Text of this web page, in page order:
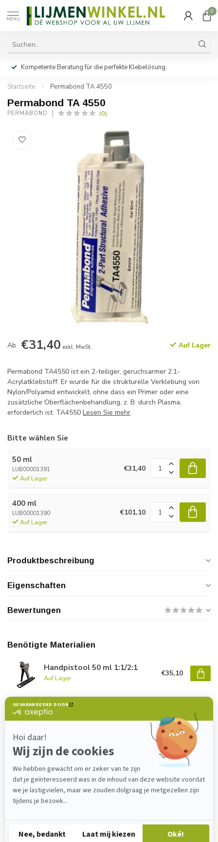
MENU
0
Kompetente Beratung für die perfekte Klebelösung.
Startseite / Permabond TA 4550
Permabond TA 4550
PERMABOND (0)
Ab €31,40 exkl. MwSt. Auf Lager
Permabond TA4550 ist ein 2-teiliger, geruchsarmer 2:1-
Acrylatklebstoff. Er wurde für die strukturelle Verklebung von
Nylon/Polyamid entwickelt, ohne dass ein Primer oder eine
zusätzliche Oberflächenbehandlung, z. B. durch Plasma,
erforderlich ist. TA4550 Lesen Sie mehr.
Bitte wählen Sie
50 ml
LUB00001391
Auf Lager
€31,40
400 ml
LUB00001390
Auf Lager
€101,10
Produktbeschreibung
Eigenschaften
Bewertungen
Benötigte Materialien
Handpistool 50 ml 1:1/2:1
Auf Lager
€35,10
Nozzle MBQ 05-16L (50 ml)
€1,40
Auf Lager
€267,30
Auf Lager